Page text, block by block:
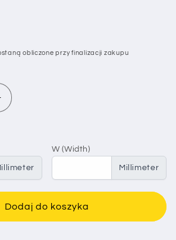
obliczone przy finalizacji zakupu
stali
W (Width)
Millimeter
Dodaj do koszyka